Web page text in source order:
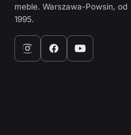
meble. Warszawa-Powsin, od
1995.